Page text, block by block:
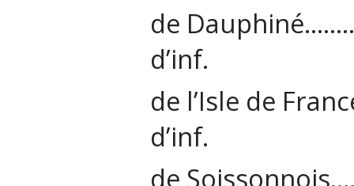
de
d’inf.
de l’Isle de
d’inf.
de